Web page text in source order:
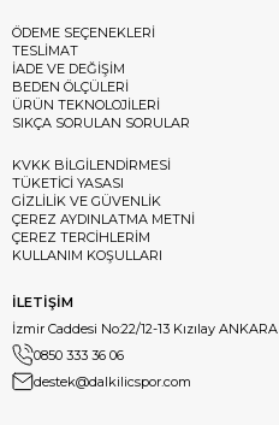
ÖDEME SEÇENEKLERİ
TESLİMAT
İADE VE DEĞİŞİM
BEDEN ÖLÇÜLERİ
ÜRÜN TEKNOLOJİLERİ
SIKÇA SORULAN SORULAR
KVKK BİLGİLENDİRMESİ
TÜKETİCİ YASASI
GİZLİLİK VE GÜVENLİK
ÇEREZ AYDINLATMA METNİ
ÇEREZ TERCİHLERİM
KULLANIM KOŞULLARI
İLETİŞİM
İzmir Caddesi No:22/12-13 Kızılay ANKARA
0850 333 36 06
destek@dalkilicspor.com